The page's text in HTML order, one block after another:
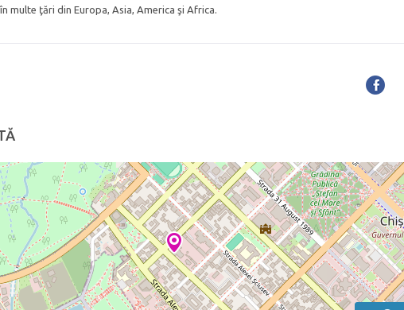
multe ţări din Europa, Asia, America şi Africa.